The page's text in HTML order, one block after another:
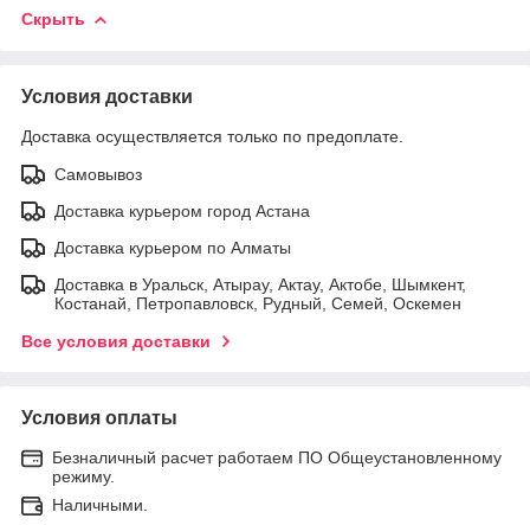
Скрыть
Условия доставки
Доставка осуществляется только по предоплате.
Самовывоз
Доставка курьером город Астана
Доставка курьером по Алматы
Доставка в Уральск, Атырау, Актау, Актобе, Шымкент,
Костанай, Петропавловск, Рудный, Семей, Оскемен
Все условия доставки
Условия оплаты
Безналичный расчет работаем ПО Общеустановленному
режиму.
Наличными.